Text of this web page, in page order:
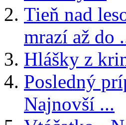
Tieň nad
mrazí až do
Hlášky z
Posledný
Najnovší ...